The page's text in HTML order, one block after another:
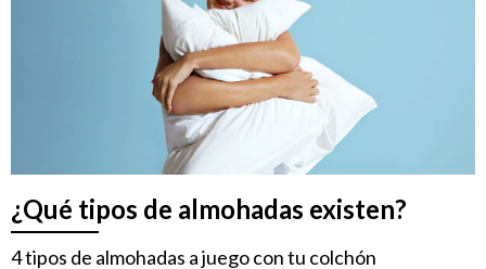
¿Qué tipos de almohadas existen?
4 tipos de almohadas a juego con tu colchón